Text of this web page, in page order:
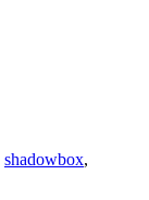
shadowbox,